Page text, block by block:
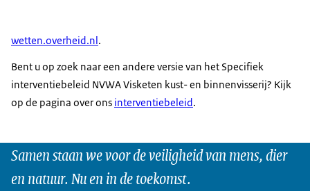
wetten.overheid.nl .
Bent u op zoek naar een andere versie van het Specifiek
interventiebeleid NVWA Visketen kust- en binnenvisserij? Kijk
op de pagina over ons interventiebeleid.
Samen staan we voor de veiligheid van mens, dier
en natuur. Nu en in de toekomst.